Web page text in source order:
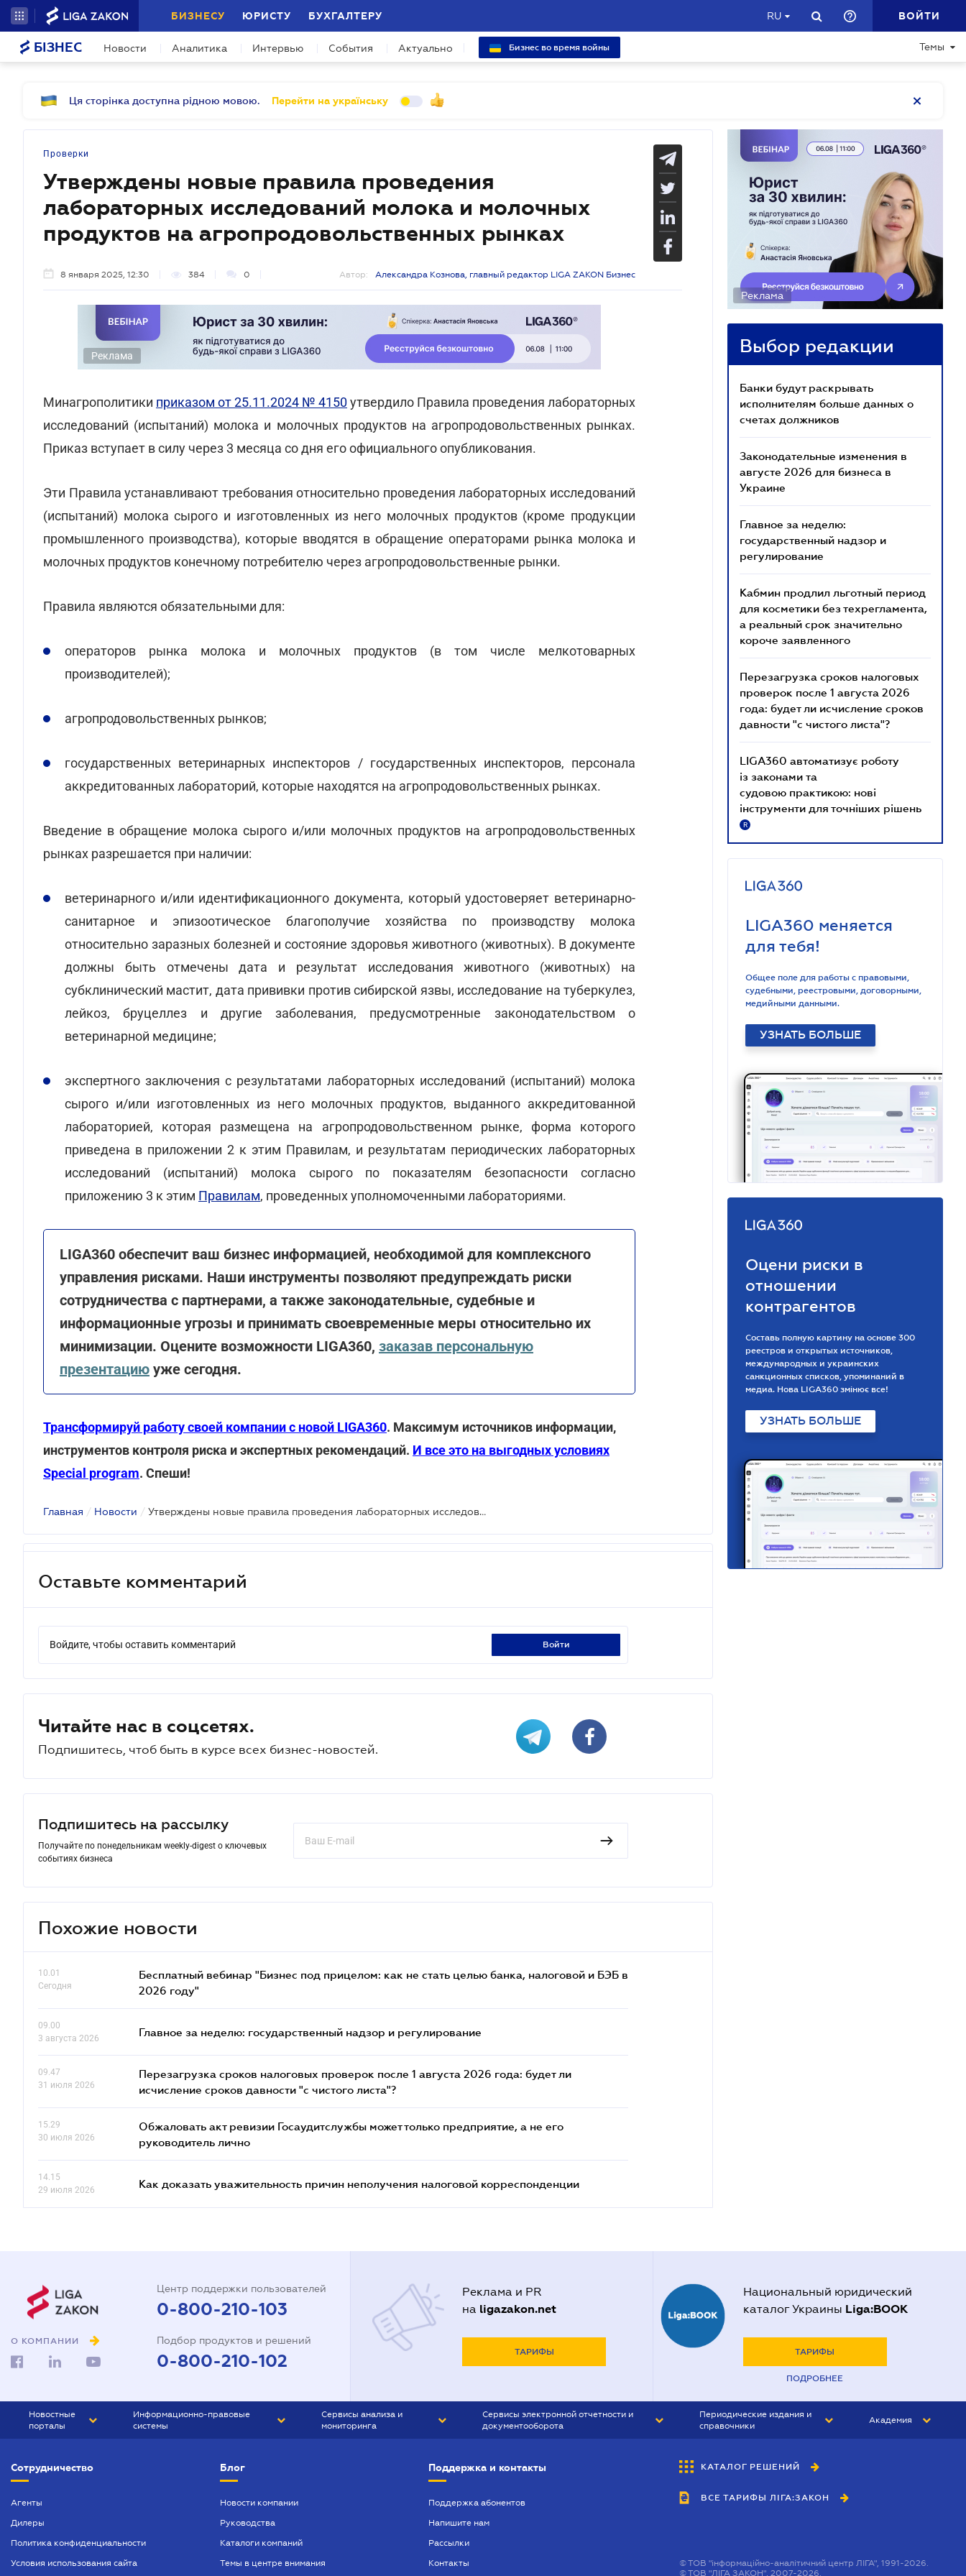
БИЗНЕСУ ЮРИСТУ БУХГАЛТЕРУ RU ВОЙТИ
БІЗНЕС Новости Аналитика Интервью События Актуально Бизнес во время войны Темы
Ця сторінка доступна рідною мовою. Перейти на українську
Проверки
Утверждены новые правила проведения
лабораторных исследований молока и молочных
продуктов на агропродовольственных рынках
8 января 2025, 12:30 384 0 Автор: Александра Кознова, главный редактор LIGA ZAKON Бизнес
Реклама
Минагрополитики приказом от 25.11.2024 № 4150утвердило Правила проведения лабораторных
исследований (испытаний) молока и молочных продуктов на агропродовольственных рынках.
Приказ вступает в силу через 3 месяца со дня его официального опубликования.
Эти Правила устанавливают требования относительно проведения лабораторных исследований
(испытаний) молока сырого и изготовленных из него молочных продуктов (кроме продукции
промышленного производства), которые вводятся в обращение операторами рынка молока и
молочных продуктов конечному потребителю через агропродовольственные рынки.
Правила являются обязательными для:
операторов рынка молока и молочных продуктов (в том числе мелкотоварных
производителей);
агропродовольственных рынков;
государственных ветеринарных инспекторов / государственных инспекторов, персонала
аккредитованных лабораторий, которые находятся на агропродовольственных рынках.
Введение в обращение молока сырого и/или молочных продуктов на агропродовольственных
рынках разрешается при наличии:
ветеринарного и/или идентификационного документа, который удостоверяет ветеринарно-
санитарное и эпизоотическое благополучие хозяйства по производству молока
относительно заразных болезней и состояние здоровья животного (животных). В документе
должны быть отмечены дата и результат исследования животного (животных) на
субклинический мастит, дата прививки против сибирской язвы, исследование на туберкулез,
лейкоз, бруцеллез и другие заболевания, предусмотренные законодательством о
ветеринарной медицине;
экспертного заключения с результатами лабораторных исследований (испытаний) молока
сырого и/или изготовленных из него молочных продуктов, выданного аккредитованной
лабораторией, которая размещена на агропродовольственном рынке, форма которого
приведена в приложении 2 к этим Правилам, и результатам периодических лабораторных
исследований (испытаний) молока сырого по показателям безопасности согласно
приложению 3 к этим Правилам, проведенных уполномоченными лабораториями.
LIGA360 обеспечит ваш бизнес информацией, необходимой для комплексного
управления рисками. Наши инструменты позволяют предупреждать риски
сотрудничества с партнерами, а также законодательные, судебные и
информационные угрозы и принимать своевременные меры относительно их
минимизации. Оцените возможности LIGA360, заказав персональную
презентацию уже сегодня.
Трансформируй работу своей компании с новой LIGA360. Максимум источников информации,
инструментов контроля риска и экспертных рекомендаций. И все это на выгодных условиях
Special program. Спеши!
Главная / Новости / Утверждены новые правила проведения лабораторных исследований молока и молочных продуктов на агропродовольственных рынках
Оставьте комментарий
Войдите, чтобы оставить комментарий войти
Читайте нас в соцсетях.
Подпишитесь, чтоб быть в курсе всех бизнес-новостей.
Подпишитесь на рассылку
Получайте по понедельникам weekly-digest о ключевых
событиях бизнеса
Похожие новости
10.01
Сегодня
Бесплатный вебинар "Бизнес под прицелом: как не стать целью банка, налоговой и БЭБ в
2026 году"
09.00
3 августа 2026
Главное за неделю: государственный надзор и регулирование
09.47
31 июля 2026
Перезагрузка сроков налоговых проверок после 1 августа 2026 года: будет ли
исчисление сроков давности "с чистого листа"?
15.29
30 июля 2026
Обжаловать акт ревизии Госаудитслужбы может только предприятие, а не его
руководитель лично
14.15
29 июля 2026
Как доказать уважительность причин неполучения налоговой корреспонденции
Реклама
Выбор редакции
Банки будут раскрывать
исполнителям больше данных о
счетах должников
Законодательные изменения в
августе 2026 для бизнеса в
Украине
Главное за неделю:
государственный надзор и
регулирование
Кабмин продлил льготный период
для косметики без техрегламента,
а реальный срок значительно
короче заявленного
Перезагрузка сроков налоговых
проверок после 1 августа 2026
года: будет ли исчисление сроков
давности "с чистого листа"?
LIGA360 автоматизує роботу
із законами та
судовою практикою: нові
інструменти для точніших рішень
R
LIGA360 меняется
для тебя!
Общее поле для работы с правовыми,
судебными, реестровыми, договорными,
медийными данными.
УЗНАТЬ БОЛЬШЕ
Оцени риски в
отношении
контрагентов
Составь полную картину на основе 300
реестров и открытых источников,
международных и украинских
санкционных списков, упоминаний в
медиа. Нова LIGA360 змінює все!
УЗНАТЬ БОЛЬШЕ
О КОМПАНИИ
Центр поддержки пользователей
0-800-210-103
Подбор продуктов и решений
0-800-210-102
Реклама и PR
на ligazakon.net
ТАРИФЫ
Национальный юридический
каталог Украины Liga:BOOK
ТАРИФЫ
ПОДРОБНЕЕ
Новостные
порталы
БИЗНЕС
Информационно-правовые
системы
БУХГАЛТЕР ПРОФ
ЮРИСТ ПРОФ
Сервисы анализа и
мониторинга
Сервисы электронной отчетности и
документооборота
Периодические издания и
справочники
БУХГАЛТЕР&ЗАКОН
ВЕСТНИК МСФО
Академия
Сотрудничество
Агенты
Дилеры
Политика конфиденциальности
Условия использования сайта
Блог
Новости компании
Руководства
Каталоги компаний
Темы в центре внимания
Поддержка и контакты
Поддержка абонентов
Напишите нам
Рассылки
Контакты
КАТАЛОГ РЕШЕНИЙ
ВСЕ ТАРИФЫ ЛІГА:ЗАКОН
©ТОВ "інформаційно-аналітичний центр ЛІГА", 1991-2026.
©ТОВ "ЛІГА ЗАКОН", 2007-2026.